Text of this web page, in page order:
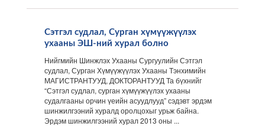
Сэтгэл судлал, Сурган хүмүүжүүлэх
ухааны ЭШ-ний хурал болно
Нийгмийн Шинжлэх Ухааны Сургуулийн Сэтгэл
судлал, Сурган Хүмүүжүүлэх Ухааны Тэнхимийн
МАГИСТРАНТУУД, ДОКТОРАНТУУД Та бүхнийг
“Сэтгэл судлал, сурган хүмүүжүүлэх ухааны
судалгааны орчин үеийн асуудлууд” сэдэвт эрдэм
шинжилгээний хуралд оролцохыг урьж байна.
Эрдэм шинжилгээний хурал 2013 оны ...